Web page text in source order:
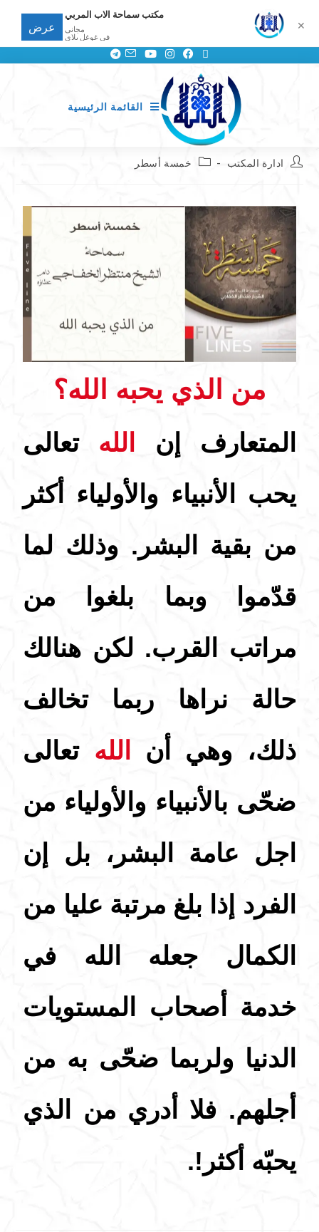
القائمة الرئيسية
ادارة المكتب خمسة أسطر
من الذي يحبه الله؟
المتعارف إن الله
تعالى
يحب الأنبياء والأولياء أكثر
من بقية البشر. وذلك لما
قدّموا وبما بلغوا من
مراتب القرب. لكن هنالك
حالة نراها ربما تخالف
ذلك، وهي أن
الله تعالى
ضحّى بالأنبياء والأولياء من
اجل عامة البشر، بل إن
الفرد إذا بلغ مرتبة عليا من
الكمال جعله الله في
خدمة أصحاب المستويات
الدنيا ولربما ضحّى به من
أجلهم. فلا أدري من الذي
يحبّه أكثر!.
✕
مكتب سماحة الاب المربي
مجانى
في غوغل بلاي
عرض